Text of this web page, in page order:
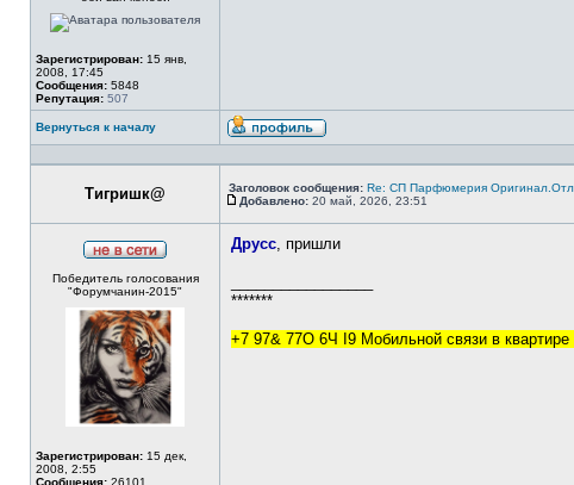
Зарегистрирован: 15 янв,
2008, 17:45
Сообщения: 5848
Репутация: 507
Вернуться к началу
Профиль
Тигришк@ Заголовок сообщения: Re: СП Парфюмерия
Сообщение
Добавлено: 20 май, 2026, 23:51
в
сети
Победитель голосования
"Форумчанин-2015"
Зарегистрирован: 15 дек,
2008, 2:55
Сообщения: 26101
Друсс, пришли
*******
+7 97& 77O 6Ч I9 Мобильной связи в